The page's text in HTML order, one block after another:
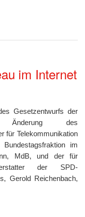
im Internet
Gesetzentwurfs der
Änderung des
für Telekommunikation
im
MdB, und der für
der SPD-
Gerold Reichenbach,